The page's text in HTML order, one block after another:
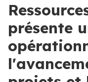
présente